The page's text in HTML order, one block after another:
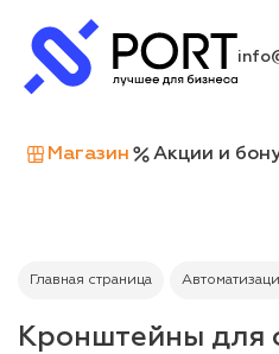
Магазин Акции и
Главная страница
Кронштейны для